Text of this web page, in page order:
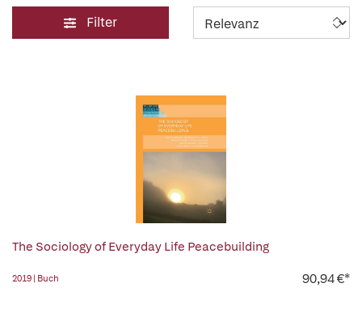
Filter
The Sociology of Everyday Life Peacebuilding
2019 | Buch 90,94 €*